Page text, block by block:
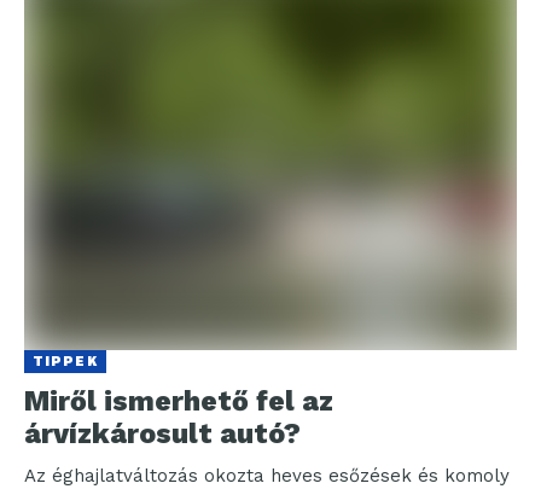
TIPPEK
Miről ismerhető fel az
árvízkárosult autó?
Az éghajlatváltozás okozta heves esőzések és komoly